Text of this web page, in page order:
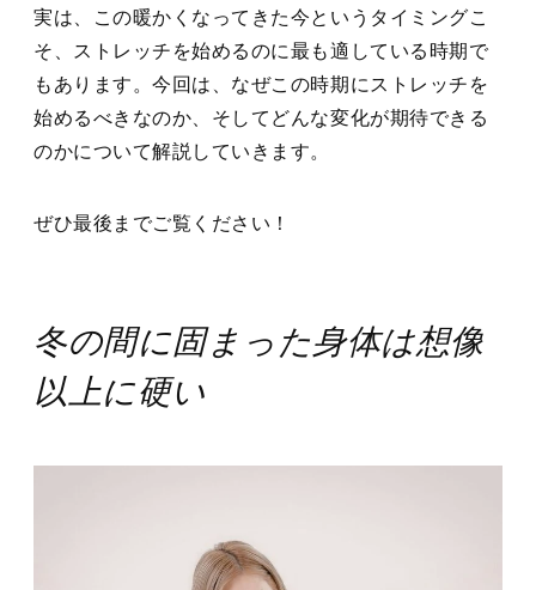
実は、この暖かくなってきた今というタイミングこ
そ、ストレッチを始めるのに最も適している時期で
もあります。今回は、なぜこの時期にストレッチを
始めるべきなのか、そしてどんな変化が期待できる
のかについて解説していきます。
ぜひ最後までご覧ください！
冬の間に固まった身体は想像
以上に硬い